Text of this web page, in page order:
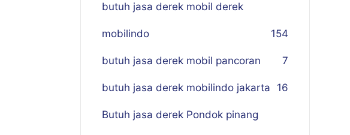
butuh jasa derek mobil derek
mobilindo 154
butuh jasa derek mobil pancoran 7
butuh jasa derek mobilindo jakarta 16
Butuh jasa derek Pondok pinang